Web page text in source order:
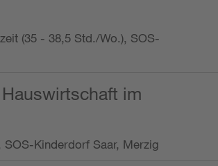
(35 - 38,5 Std./Wo.), SOS-
im
Kinderdorf Saar, Merzig